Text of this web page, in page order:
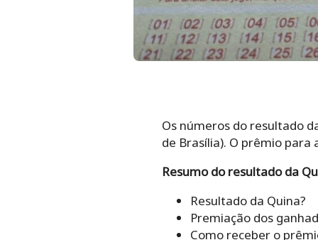
Os números do resultado
de Brasília). O prêmio para
Resumo do resultado da
Resultado da Quina?
Premiação dos
Como receber o